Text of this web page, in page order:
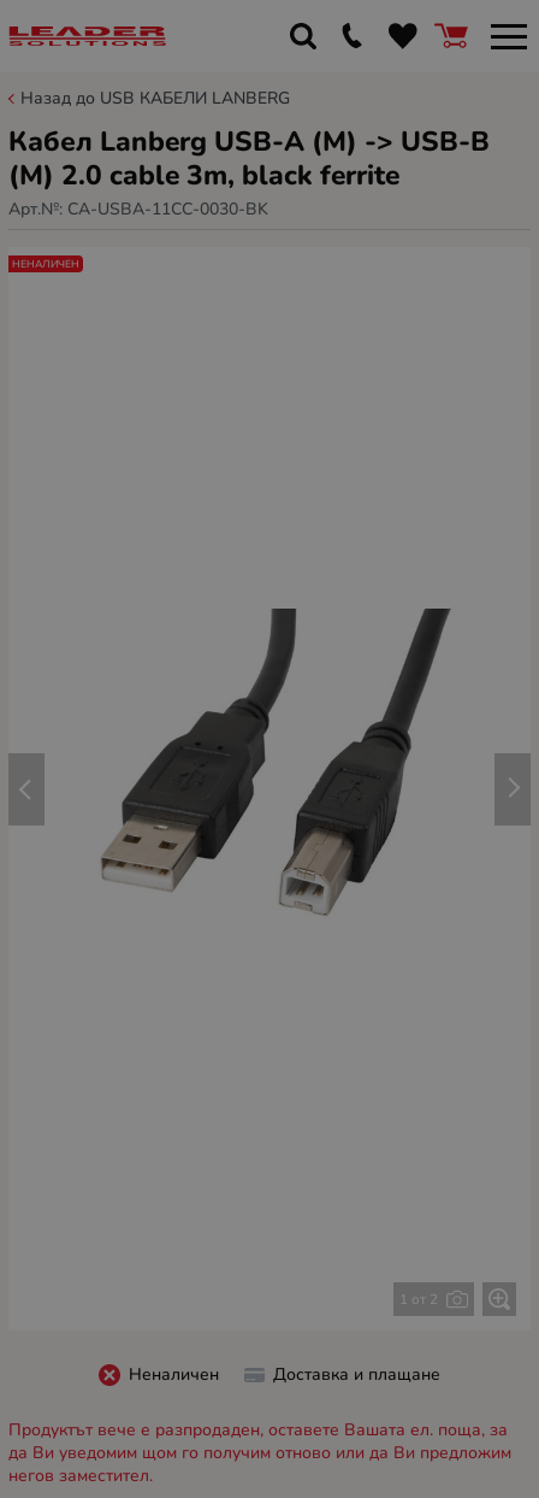
Назад до USB КАБЕЛИ LANBERG
Кабел Lanberg USB-A (M) -> USB-B
(M) 2.0 cable 3m, black ferrite
Арт.№: CA-USBA-11CC-0030-BK
1 от 2
НЕНАЛИЧЕН
Неналичен Доставка и плащане
Продуктът вече е разпродаден, оставете Вашата ел. поща, за
да Ви уведомим щом го получим отново или да Ви предложим
негов заместител.